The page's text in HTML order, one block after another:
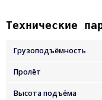
Технические
Грузоподъёмность
Пролёт
Высота подъёма